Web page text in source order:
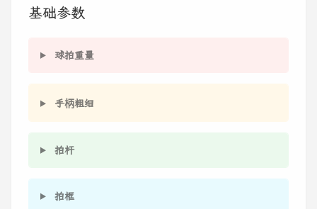
基础参数
球拍重量
手柄粗细
拍杆
拍框